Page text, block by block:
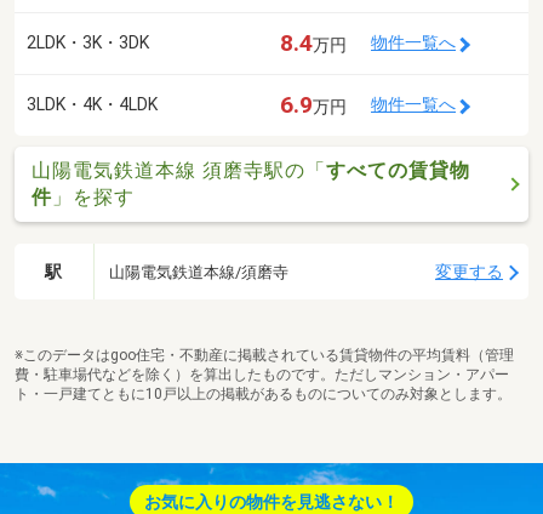
2LDK・3K・3DK 8.4万円 物件一覧へ
3LDK・4K・4LDK 6.9万円 物件一覧へ
山陽電気鉄道本線 須磨寺駅の「すべての賃貸物
件 」を探す
駅 山陽電気鉄道本線/須磨寺 変更する
※このデータはgoo住宅・不動産に掲載されている賃貸物件の平均賃料（管理
費・駐車場代などを除く）を算出したものです。ただしマンション・アパー
ト・一戸建てともに10戸以上の掲載があるものについてのみ対象とします。
お気に入りの物件を見逃さない！